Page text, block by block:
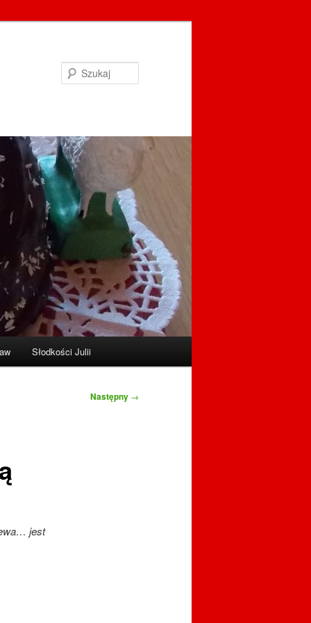
Słodkości Julii
Następny →
jest